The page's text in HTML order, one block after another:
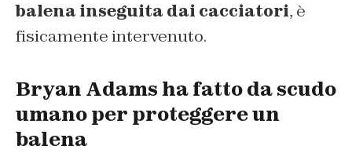
balena inseguita dai cacciatori, è
fisicamente intervenuto.
Bryan Adams ha fatto da scudo
umano per proteggere un
balena